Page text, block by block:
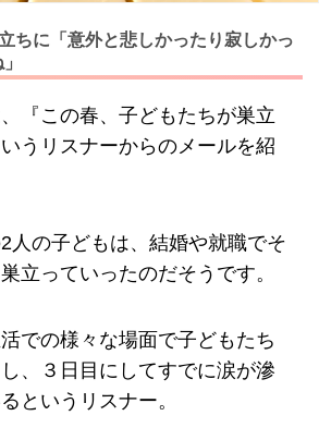
ちに「意外と悲しかったり寂しかっ
『この春、子どもたちが巣立
うリスナーからのメールを紹
人の子どもは、結婚や就職でそ
立っていったのだそうです。
での様々な場面で子どもたち
、３日目にしてすでに涙が滲
というリスナー。